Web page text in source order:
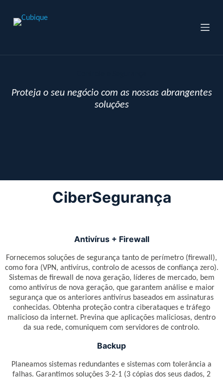
u
a
o
Proteja o seu negócio com as nossas abrangentes
soluções
CiberSegurança
Antivírus + Firewall
Fornecemos soluções de segurança tanto de perímetro (firewall),
como fora (VPN, antivírus, controlo de acessos de confiança zero).
Sistemas de firewall de nova geração, líderes de mercado, bem
como antivírus de nova geração, que garantem análise e maior
segurança que os anteriores antivírus baseados em assinaturas
conhecidas. Obtenha proteção contra ciberataques e tráfego
malicioso da internet. Previna que aplicações maliciosas, dentro
da sua rede, comuniquem com servidores de controlo.
Backup
Planeamos sistemas redundantes e sistemas com tolerância a
falhas. Garantimos soluções 3-2-1 (3 cópias dos seus dados, 2